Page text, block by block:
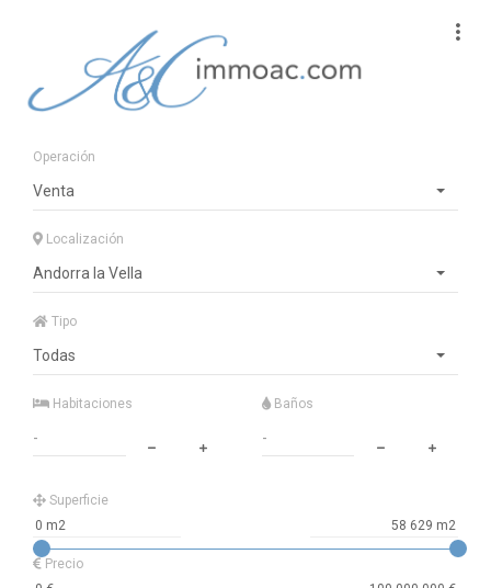
Operación
Venta
Localización
Andorra la Vella
Tipo
Todas
Habitaciones Baños
Superficie
Precio